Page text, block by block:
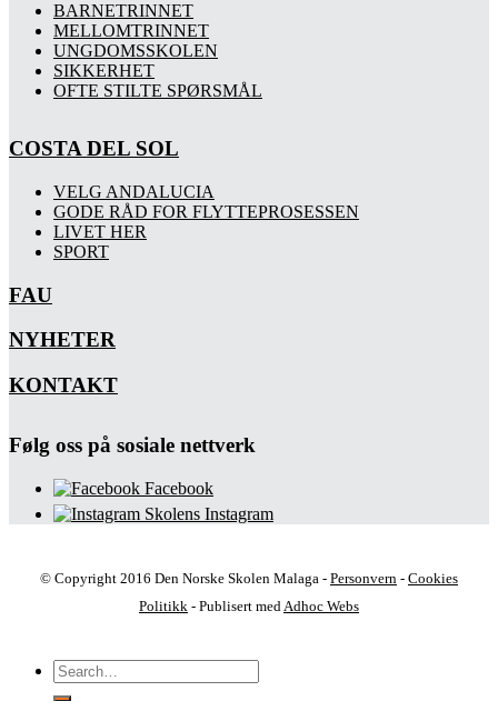
BARNETRINNET
MELLOMTRINNET
UNGDOMSSKOLEN
SIKKERHET
OFTE STILTE SPØRSMÅL
COSTA DEL SOL
VELG ANDALUCIA
GODE RÅD FOR FLYTTEPROSESSEN
LIVET HER
SPORT
FAU
NYHETER
KONTAKT
Følg oss på sosiale nettverk
Facebook
Skolens Instagram
© Copyright 2016 Den Norske Skolen Malaga - Personvern - Cookies
Politikk - Publisert med Adhoc Webs